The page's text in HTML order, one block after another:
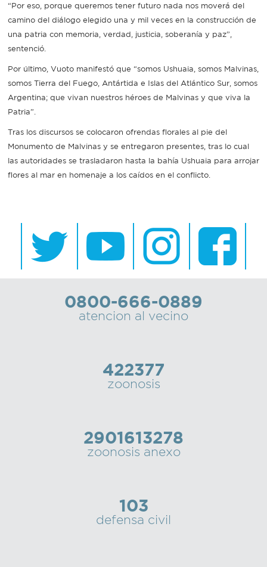
“Por eso, porque queremos tener futuro nada nos moverá del
camino del diálogo elegido una y mil veces en la construcción de
una patria con memoria, verdad, justicia, soberanía y paz”,
sentenció.
Por último, Vuoto manifestó que “somos Ushuaia, somos Malvinas,
somos Tierra del Fuego, Antártida e Islas del Atlántico Sur, somos
Argentina; que vivan nuestros héroes de Malvinas y que viva la
Patria”.
Tras los discursos se colocaron ofrendas florales al pie del
Monumento de Malvinas y se entregaron presentes, tras lo cual
las autoridades se trasladaron hasta la bahía Ushuaia para arrojar
flores al mar en homenaje a los caídos en el conflicto.
0800-666-0889
atencion al vecino
422377
zoonosis
2901613278
zoonosis anexo
103
defensa civil